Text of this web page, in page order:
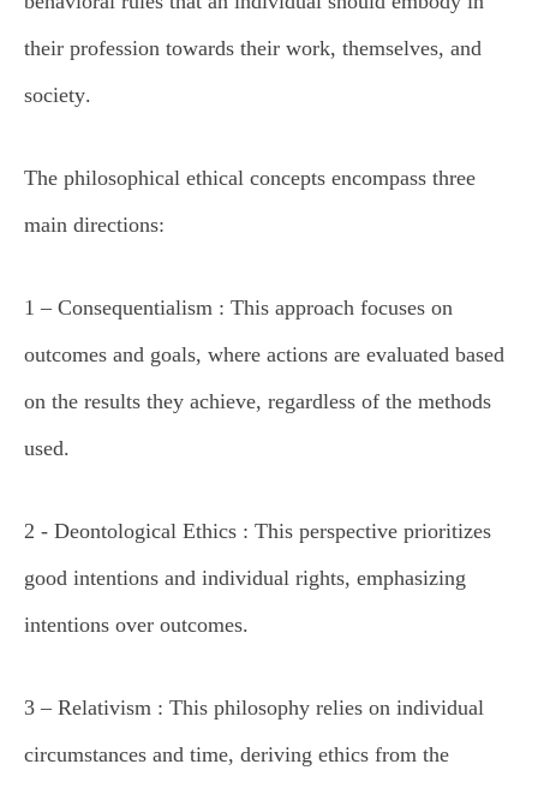
their profession towards their work, themselves, and
society.
The philosophical ethical concepts encompass three
main directions:
1 – Consequentialism : This approach focuses on
outcomes and goals, where actions are evaluated based
on the results they achieve, regardless of the methods
used.
2 - Deontological Ethics : This perspective prioritizes
good intentions and individual rights, emphasizing
intentions over outcomes.
3 – Relativism : This philosophy relies on individual
circumstances and time, deriving ethics from the